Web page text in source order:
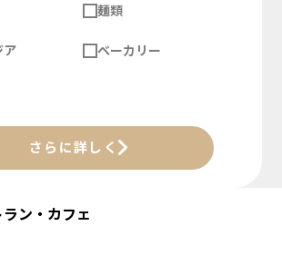
麺類
ア ベーカリー
さらに詳しく
ン・カフェ